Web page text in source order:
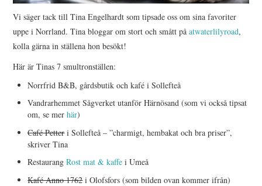
Vi säger tack till Tina Engelhardt som tipsade oss om sina favoriter
uppe i Norrland. Tina bloggar om stort och smått påatwaterlilyroad,
kolla gärna in ställena hon besökt!
Här är Tinas 7 smultronställen:
Norrfrid B&B, gårdsbutik och kafé i Sollefteå
Vandrarhemmet Sågverket utanför Härnösand (som vi också tipsat
om, se merhär)
Café Petteri Sollefteå – ”charmigt, hembakat och bra priser”,
skriver Tina
RestaurangRost mat & kaffe i Umeå
Kafé Anno 1762i Olofsfors (som bilden ovan kommer ifrån)